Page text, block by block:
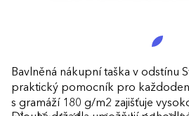
Bavlněná nákupní taška v odstínu
praktický pomocník pro
s gramáží 180 g/m2 zajišťuje